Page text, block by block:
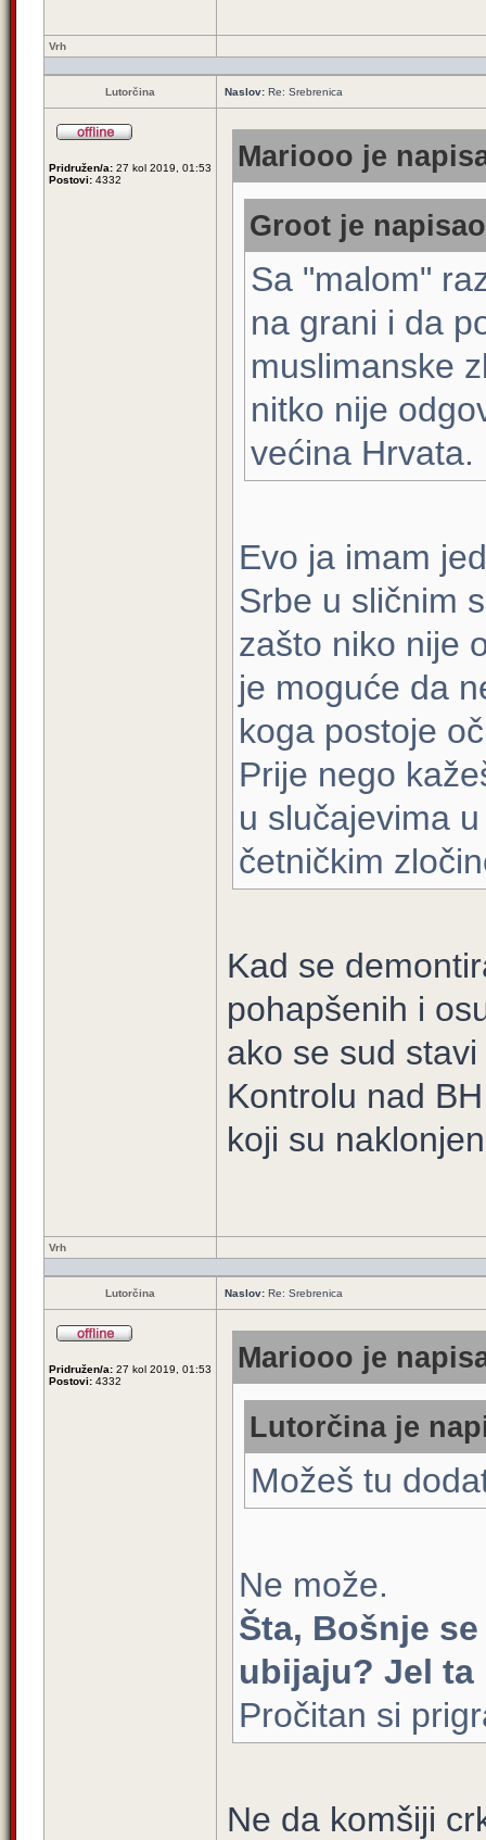
Vrh
Lutorčina Naslov: Re: Srebrenica
Pridružen/a: 27 kol 2019, 01:53
Postovi: 4332
Mariooo je
Groot je
Sa "malom"
na grani i da
muslimanske
nitko nije
većina Hrvata.
Evo ja imam
Srbe u sličnim
zašto niko nije
je moguće da
koga postoje
Prije nego
u slučajevima
četničkim
Kad se
pohapšenih i
ako se sud
Kontrolu nad
koji su
Vrh
Lutorčina Naslov: Re: Srebrenica
Pridružen/a: 27 kol 2019, 01:53
Postovi: 4332
Mariooo je
Lutorčina je
Možeš tu
Ne može.
Šta, Bošnje
ubijaju? Jel ta
Pročitan si
Ne da komšiji